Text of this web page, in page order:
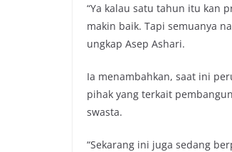
“Ya kalau satu tahun itu kan
makin baik. Tapi semuanya
ungkap Asep Ashari.
Ia menambahkan, saat ini
pihak yang terkait
swasta.
“Sekarang ini juga sedang